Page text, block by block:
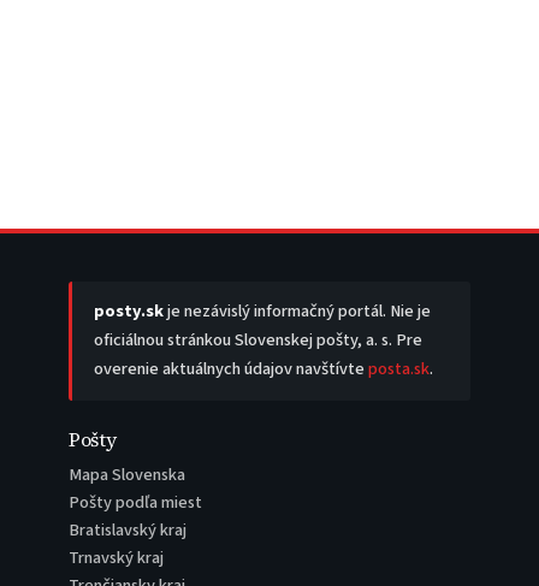
posty.skje nezávislý informačný portál. Nie je
oficiálnou stránkou Slovenskej pošty, a. s. Pre
overenie aktuálnych údajov navštívteposta.sk.
Pošty
Mapa Slovenska
Pošty podľa miest
Bratislavský kraj
Trnavský kraj